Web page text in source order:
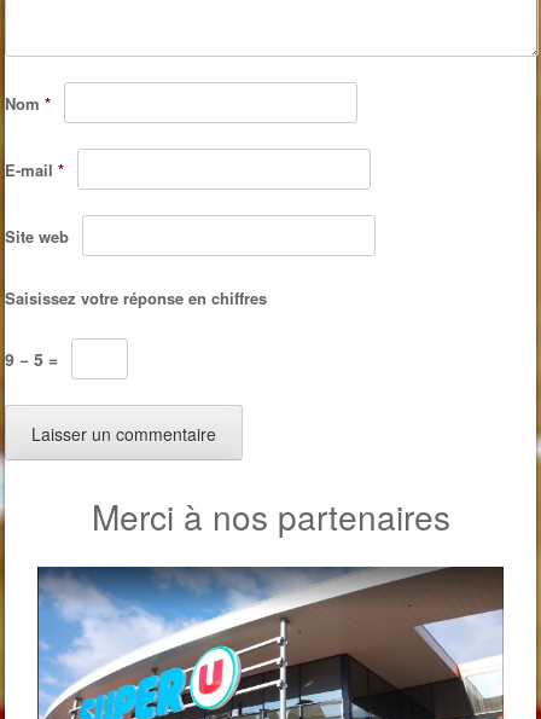
Nom*
E-mail*
Site web
Saisissez votre réponse en chiffres
9 − 5 =
Merci à nos partenaires